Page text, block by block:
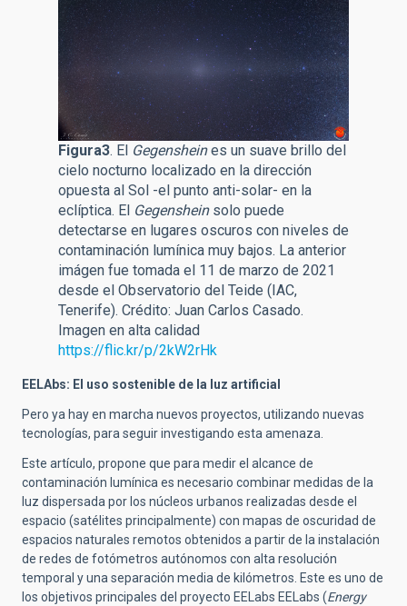
Figura3. El Gegensheines un suave brillo del
cielo nocturno localizado en la dirección
opuesta al Sol -el punto anti-solar- en la
eclíptica. El Gegensheinsolo puede
detectarse en lugares oscuros con niveles de
contaminación lumínica muy bajos. La anterior
imágen fue tomada el 11 de marzo de 2021
desde el Observatorio del Teide (IAC,
Tenerife). Crédito: Juan Carlos Casado.
Imagen en alta calidad
https://flic.kr/p/2kW2rHk
EELAbs: El uso sostenible de la luz artificial
Pero ya hay en marcha nuevos proyectos, utilizando nuevas
tecnologías, para seguir investigando esta amenaza.
Este artículo, propone que para medir el alcance de
contaminación lumínica es necesario combinar medidas de la
luz dispersada por los núcleos urbanos realizadas desde el
espacio (satélites principalmente) con mapas de oscuridad de
espacios naturales remotos obtenidos a partir de la instalación
de redes de fotómetros autónomos con alta resolución
temporal y una separación media de kilómetros. Este es uno de
los objetivos principales del proyecto EELabs EELabs (Energy